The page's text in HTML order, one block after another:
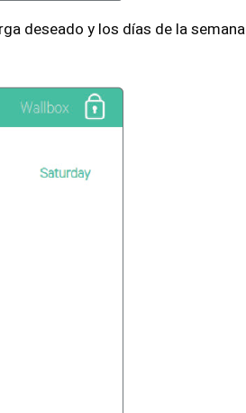
deseado y los días de la semana